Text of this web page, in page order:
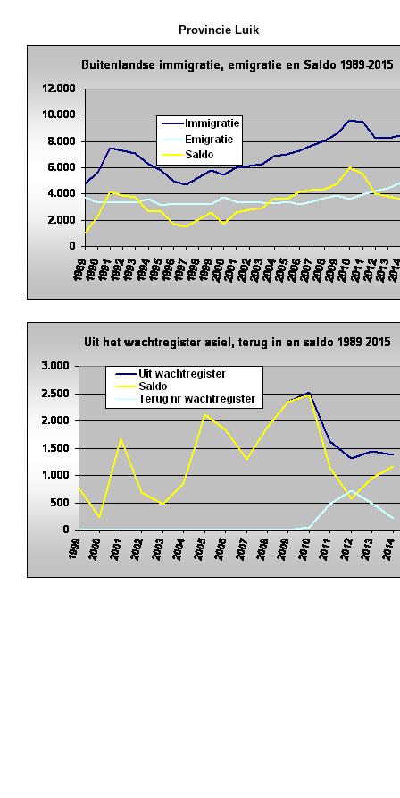
Provincie Luik